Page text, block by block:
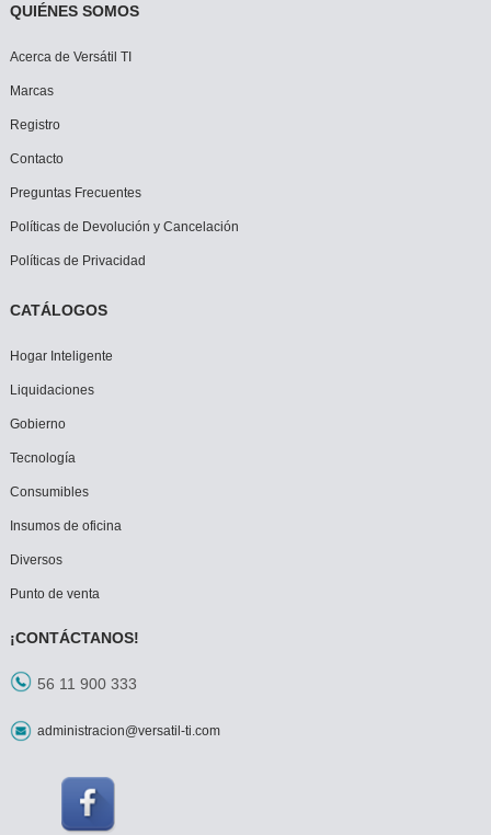
QUIÉNES SOMOS
Acerca de Versátil TI
Marcas
Registro
Contacto
Preguntas Frecuentes
Políticas de Devolución y Cancelación
Políticas de Privacidad
CATÁLOGOS
Hogar Inteligente
Liquidaciones
Gobierno
Tecnología
Consumibles
Insumos de oficina
Diversos
Punto de venta
¡CONTÁCTANOS!
56 11 900 333
administracion@versatil-ti.com